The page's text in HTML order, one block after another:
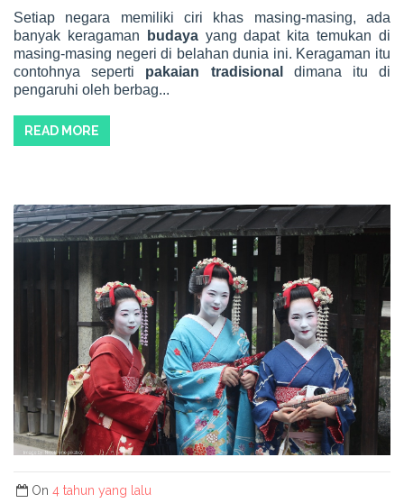
Setiap negara memiliki ciri khas masing-masing, ada
banyak keragaman
budayayang dapat kita temukan di
masing-masing negeri di belahan dunia ini. Keragaman itu
contohnya seperti pakaian tradisional
dimana itu di
pengaruhi oleh berbag...
READ MORE
On 4 tahun yang lalu